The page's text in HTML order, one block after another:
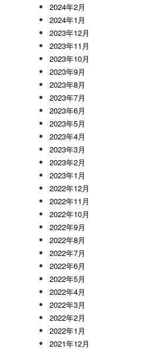
2024年2月
2024年1月
2023年12月
2023年11月
2023年10月
2023年9月
2023年8月
2023年7月
2023年6月
2023年5月
2023年4月
2023年3月
2023年2月
2023年1月
2022年12月
2022年11月
2022年10月
2022年9月
2022年8月
2022年7月
2022年6月
2022年5月
2022年4月
2022年3月
2022年2月
2022年1月
2021年12月